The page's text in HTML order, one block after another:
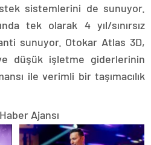
sistemlerini de sunuyor.
tek olarak 4 yıl/sınırsız
sunuyor. Otokar Atlas 3D,
düşük işletme giderlerinin
ile verimli bir taşımacılık
Ajansı